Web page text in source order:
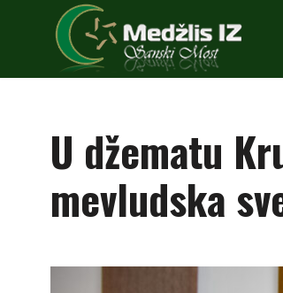
U džematu
mevludska